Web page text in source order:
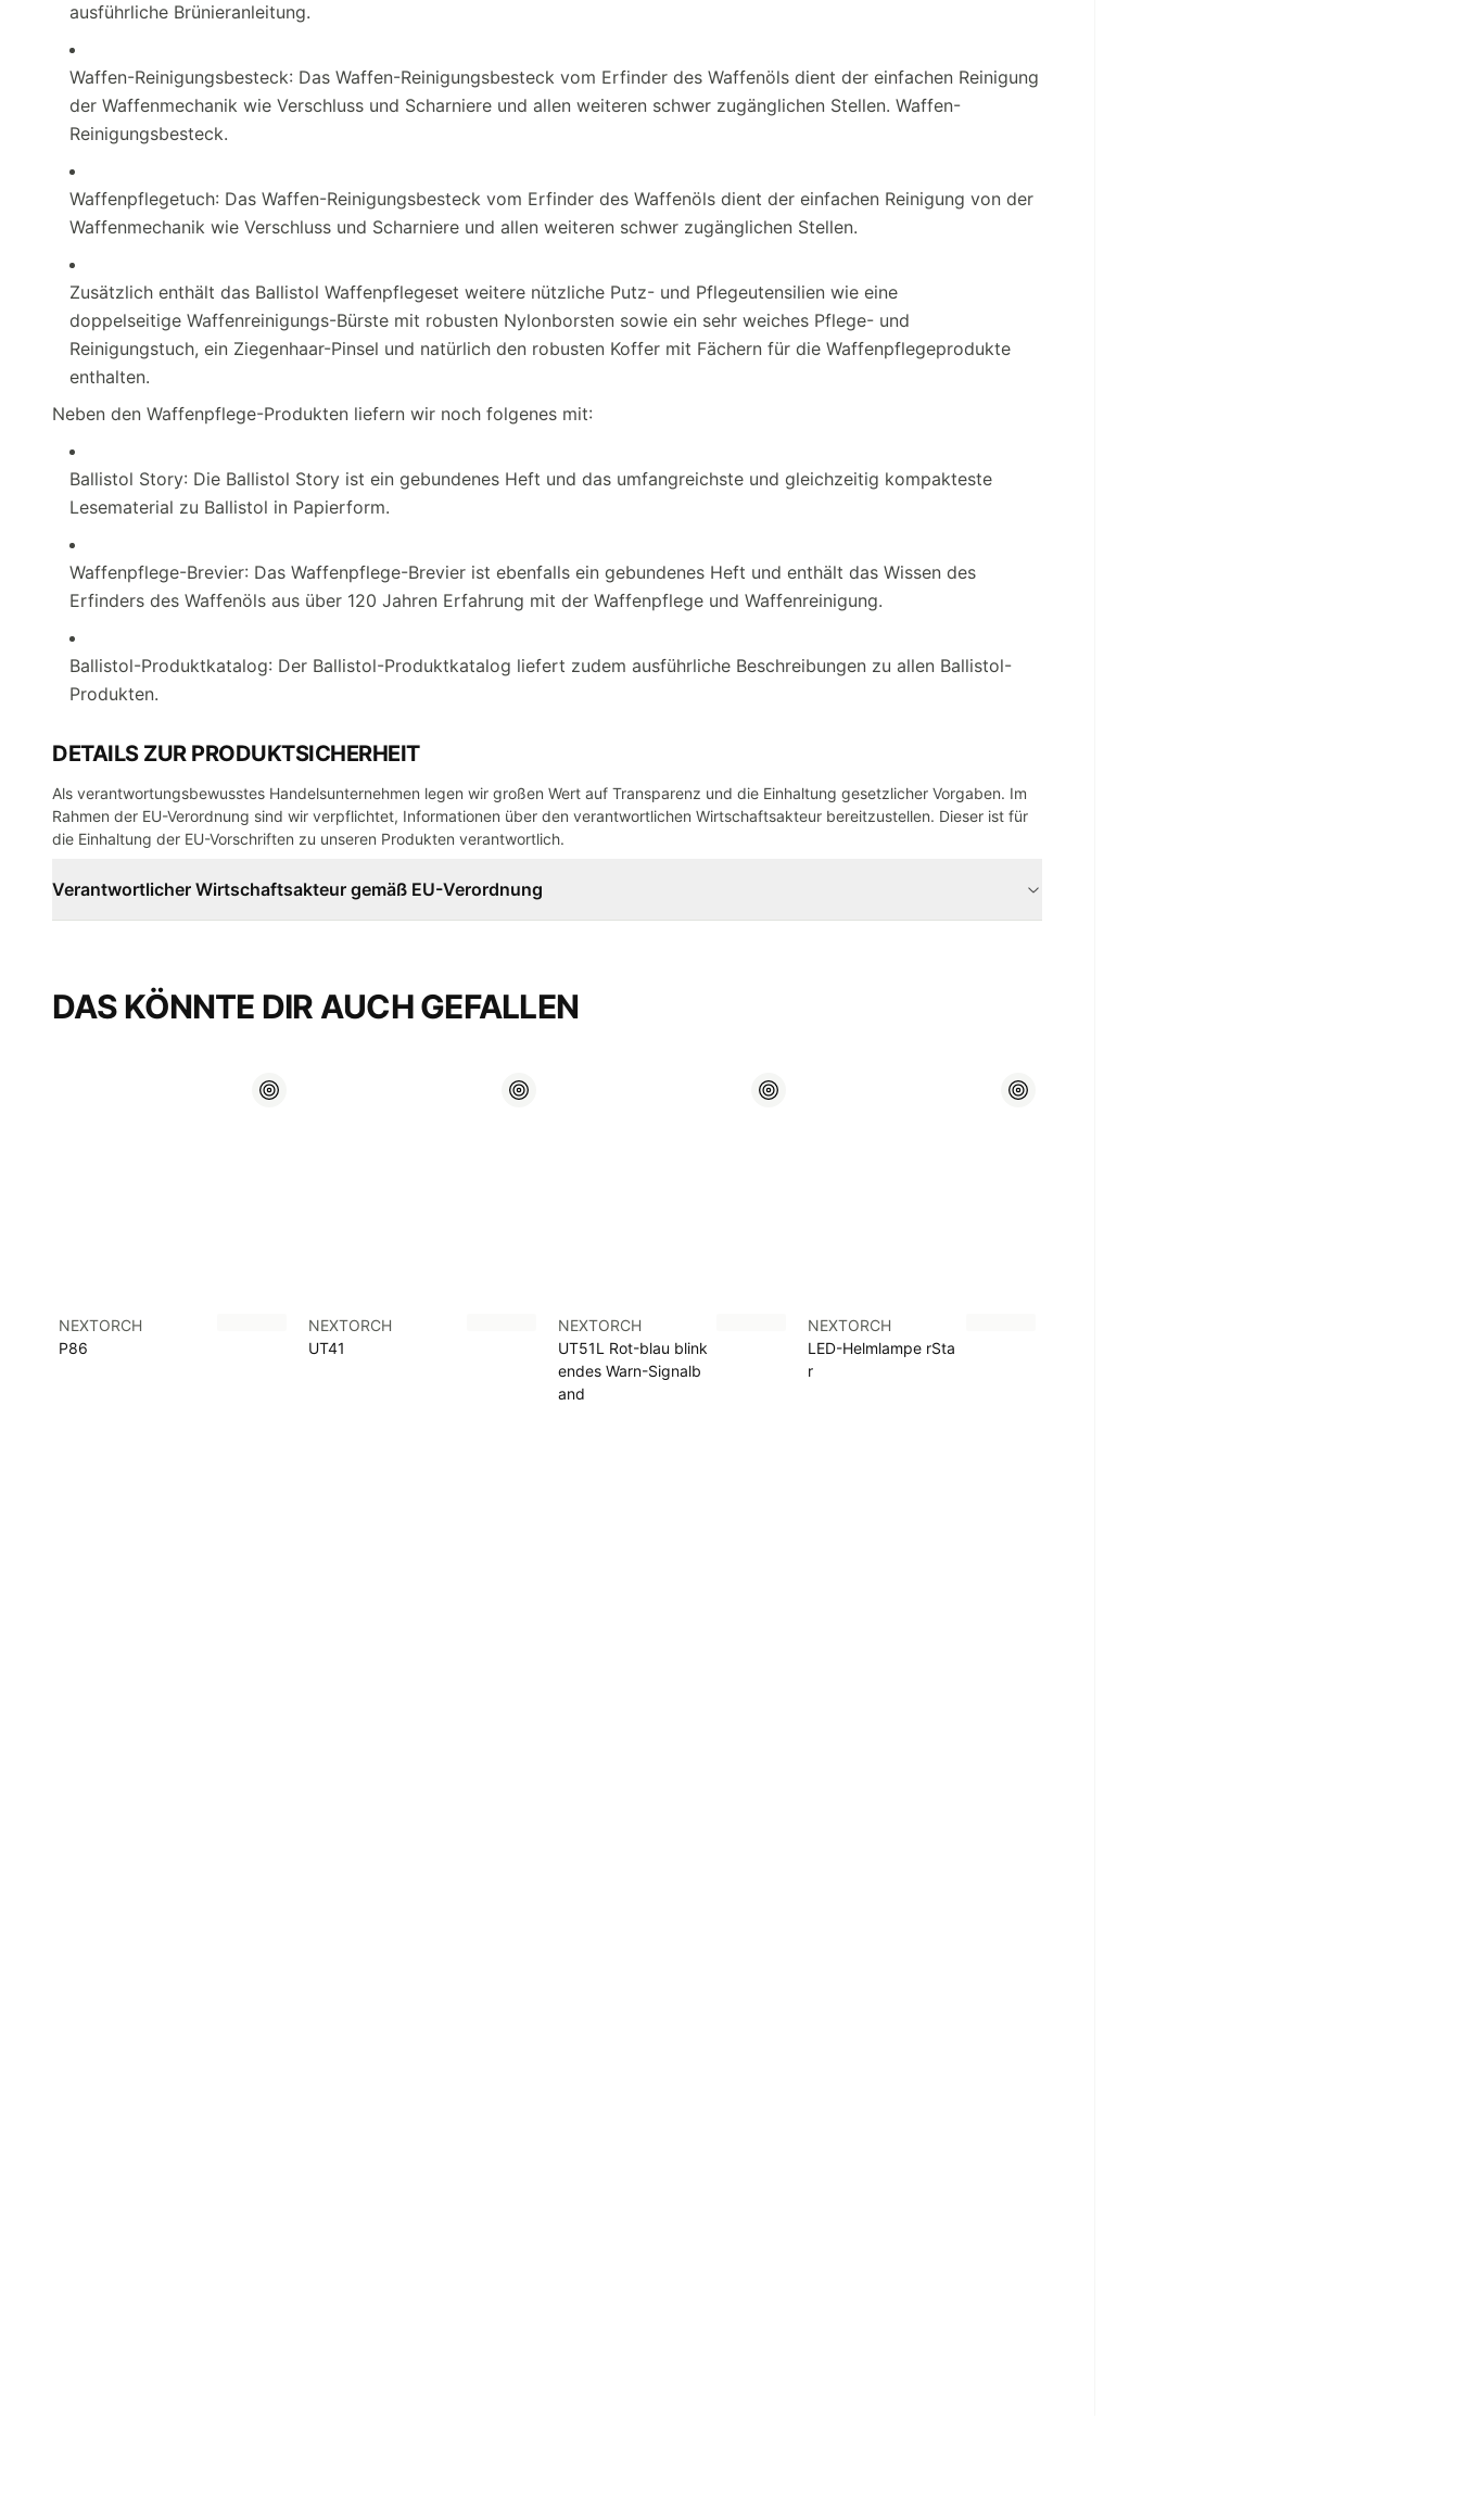
ausführliche Brünieranleitung.
Waffen-Reinigungsbesteck: Das Waffen-Reinigungsbesteck vom Erfinder des Waffenöls dient der einfachen Reinigung
der Waffenmechanik wie Verschluss und Scharniere und allen weiteren schwer zugänglichen Stellen. Waffen-
Reinigungsbesteck.
Waffenpflegetuch: Das Waffen-Reinigungsbesteck vom Erfinder des Waffenöls dient der einfachen Reinigung von der
Waffenmechanik wie Verschluss und Scharniere und allen weiteren schwer zugänglichen Stellen.
Zusätzlich enthält das Ballistol Waffenpflegeset weitere nützliche Putz- und Pflegeutensilien wie eine
doppelseitige Waffenreinigungs-Bürste mit robusten Nylonborsten sowie ein sehr weiches Pflege- und
Reinigungstuch, ein Ziegenhaar-Pinsel und natürlich den robusten Koffer mit Fächern für die Waffenpflegeprodukte
enthalten.
Neben den Waffenpflege-Produkten liefern wir noch folgenes mit:
Ballistol Story: Die Ballistol Story ist ein gebundenes Heft und das umfangreichste und gleichzeitig kompakteste
Lesematerial zu Ballistol in Papierform.
Waffenpflege-Brevier: Das Waffenpflege-Brevier ist ebenfalls ein gebundenes Heft und enthält das Wissen des
Erfinders des Waffenöls aus über 120 Jahren Erfahrung mit der Waffenpflege und Waffenreinigung.
Ballistol-Produktkatalog: Der Ballistol-Produktkatalog liefert zudem ausführliche Beschreibungen zu allen Ballistol-
Produkten.
DETAILS ZUR PRODUKTSICHERHEIT
Als verantwortungsbewusstes Handelsunternehmen legen wir großen Wert auf Transparenz und die Einhaltung gesetzlicher Vorgaben. Im
Rahmen der EU-Verordnung sind wir verpflichtet, Informationen über den verantwortlichen Wirtschaftsakteur bereitzustellen. Dieser ist für
die Einhaltung der EU-Vorschriften zu unseren Produkten verantwortlich.
Verantwortlicher Wirtschaftsakteur gemäß EU-Verordnung
DAS KÖNNTE DIR AUCH GEFALLEN
NEXTORCH
P86
NEXTORCH
UT41
NEXTORCH
UT51L Rot-blau blink
endes Warn-Signalb
and
NEXTORCH
LED-Helmlampe rSta
r